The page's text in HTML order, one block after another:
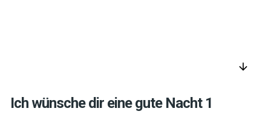
arrow_downward
Ich wünsche dir eine gute Nacht 1